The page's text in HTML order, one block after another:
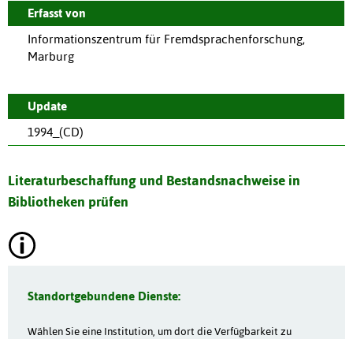
Erfasst von
Informationszentrum für Fremdsprachenforschung,
Marburg
Update
1994_(CD)
Literaturbeschaffung und Bestandsnachweise in
Bibliotheken prüfen
Standortgebundene Dienste:
Wählen Sie eine Institution, um dort die Verfügbarkeit zu